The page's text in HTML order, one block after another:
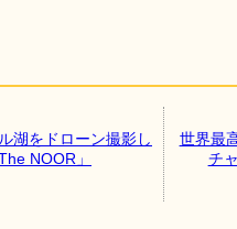
湖をドローン撮影し
NOOR」
世界最
チ